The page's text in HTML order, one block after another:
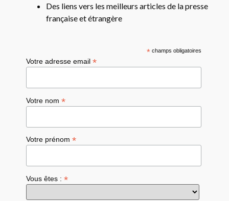
Des liens vers les meilleurs articles de la presse
française et étrangère
*champs obligatoires
Votre adresse email*
Votre nom*
Votre prénom*
Vous êtes :*